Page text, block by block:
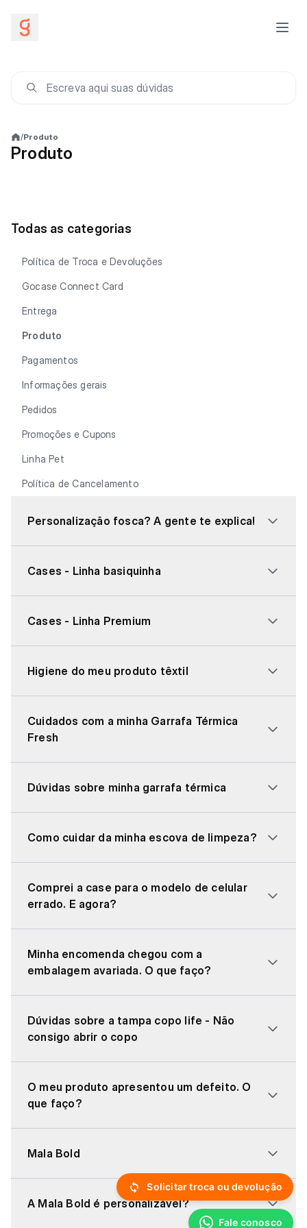
/Produto
Produto
Todas as categorias
Política de Troca e Devoluções
Gocase Connect Card
Entrega
Produto
Pagamentos
Informações gerais
Pedidos
Promoções e Cupons
Linha Pet
Política de Cancelamento
Personalização fosca? A gente te explica!
Cases - Linha basiquinha
Cases - Linha Premium
Higiene do meu produto têxtil
Cuidados com a minha Garrafa Térmica
Fresh
Dúvidas sobre minha garrafa térmica
Como cuidar da minha escova de limpeza?
Comprei a case para o modelo de celular
errado. E agora?
Minha encomenda chegou com a
embalagem avariada. O que faço?
Dúvidas sobre a tampa copo life - Não
consigo abrir o copo
O meu produto apresentou um defeito. O
que faço?
Mala Bold
A Mala Bold é personalizável?
Fale conosco
Solicitar troca ou devolução